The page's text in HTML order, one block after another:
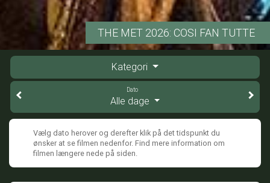
THE MET 2026: COSI FAN TUTTE
Kategori
Dato
Alle dage
Vælg dato herover og derefter klik på det tidspunkt du
ønsker at se filmen nedenfor. Find mere information om
filmen længere nede på siden.